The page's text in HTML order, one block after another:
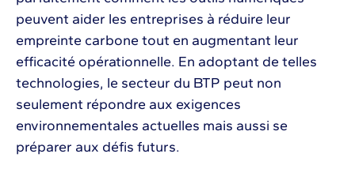
peuvent aider les entreprises à réduire leur
empreinte carbone tout en augmentant leur
efficacité opérationnelle. En adoptant de telles
technologies, le secteur du BTP peut non
seulement répondre aux exigences
environnementales actuelles mais aussi se
préparer aux défis futurs.